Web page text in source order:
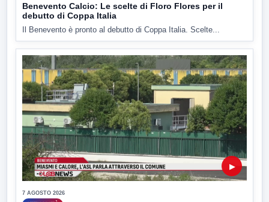
Benevento Calcio: Le scelte di Floro Flores per il
debutto di Coppa Italia
Il Benevento è pronto al debutto di Coppa Italia. Scelte...
▶
7 AGOSTO 2026